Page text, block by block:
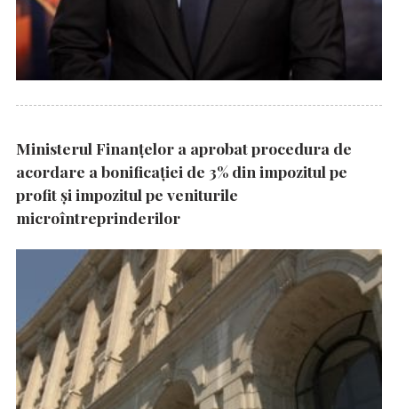
Ministerul Finanțelor a aprobat procedura de
acordare a bonificației de 3% din impozitul pe
profit și impozitul pe veniturile
microîntreprinderilor